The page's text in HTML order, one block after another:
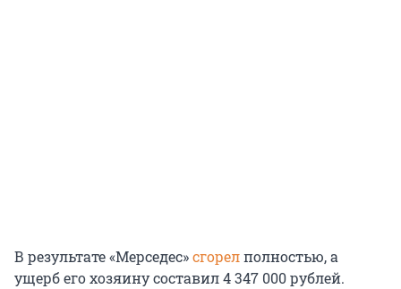
В результате «Мерседес»сгорелполностью, а
ущерб его хозяину составил 4 347 000 рублей.